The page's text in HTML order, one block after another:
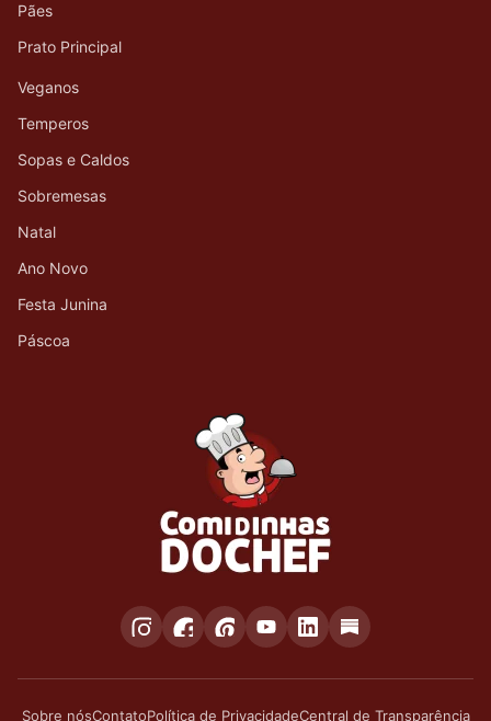
Pães
Prato Principal
Veganos
Temperos
Sopas e Caldos
Sobremesas
Natal
Ano Novo
Festa Junina
Páscoa
Sobre nósContatoPolítica de PrivacidadeCentral de Transparência